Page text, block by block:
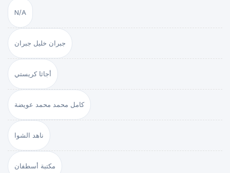
N/A
جبران خليل جبران
أجاثا كريستي
كامل محمد محمد عويضة
ناهد الشوا
مكتبة أسطفان